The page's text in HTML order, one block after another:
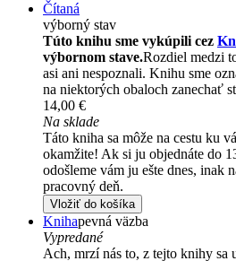
Čítaná
výborný stav
Túto knihu sme vykúpili cez
výbornom stave.Rozdiel medzi
asi ani nespoznali. Knihu sme
na niektorých obaloch zanechať
14,00 €
Na sklade
Táto kniha sa môže na cestu ku
okamžite! Ak si ju objednáte do
odošleme vám ju ešte dnes, inak
pracovný deň.
Vložiť do košíka
Knihapevná väzba
Vypredané
Ach, mrzí nás to, z tejto knihy sa